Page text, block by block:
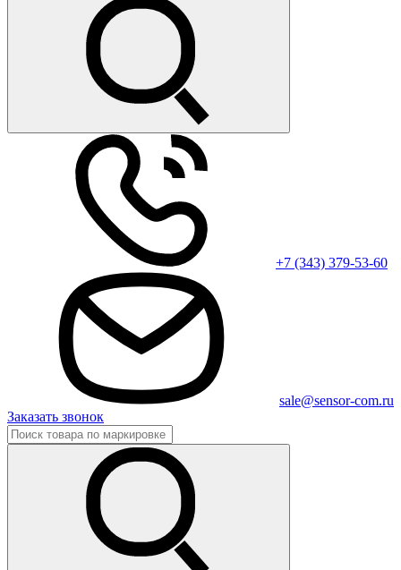
+7 (343) 379-53-60
sale@sensor-com.ru
Заказать звонок